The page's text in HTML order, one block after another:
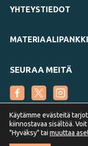
YHTEYSTIEDOT
MATERIAALIPANKKI
SEURAA MEITÄ
Suomen
Käytämme evästeitä
kiinnostavaa sisältöä.
"Hyväksy" tai muuttaa